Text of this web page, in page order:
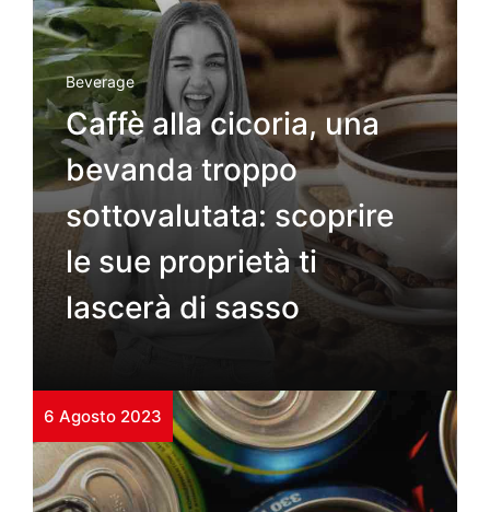
Beverage
Caffè alla cicoria, una
bevanda troppo
sottovalutata: scoprire
le sue proprietà ti
lascerà di sasso
6 Agosto 2023